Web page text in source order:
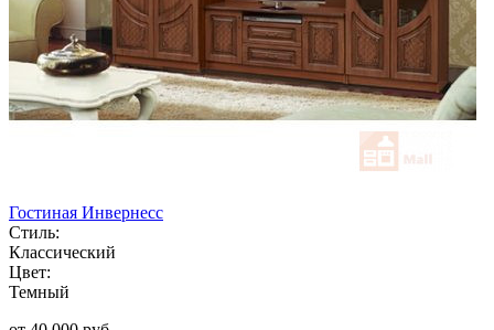
Гостиная Инвернесс
Стиль:
Классический
Цвет:
Темный